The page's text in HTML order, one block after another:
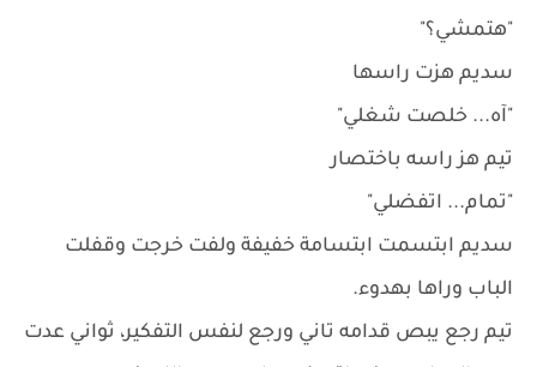
"هتمشي؟"
سديم هزت راسها
"آه... خلصت شغلي"
تيم هز راسه باختصار
"تمام... اتفضلي"
سديم ابتسمت ابتسامة خفيفة ولفت خرجت وقفلت
الباب وراها بهدوء.
تيم رجع يبص قدامه تاني ورجع لنفس التفكير، ثواني عدت